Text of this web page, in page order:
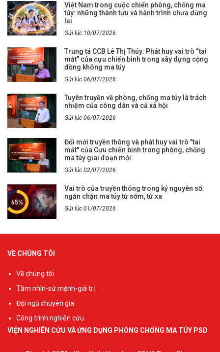
Việt Nam trong cuộc chiến phòng, chống ma
túy: những thành tựu và hành trình chưa dừng
lại
Gửi lúc 10/07/2026
Trung tá CCB Lê Thị Thúy: Phát huy vai trò “tai
mắt” của cựu chiến binh trong xây dựng cộng
đồng không ma túy
Gửi lúc 06/07/2026
Tuyên truyền về phòng, chống ma túy là trách
nhiệm của công dân và cả xã hội
Gửi lúc 06/07/2026
Đổi mới truyền thông và phát huy vai trò "tai
mắt" của Cựu chiến binh trong phòng, chống
ma túy giai đoạn mới
Gửi lúc 02/07/2026
Vai trò của truyền thông trong kỷ nguyên số:
ngăn chặn ma túy từ sớm, từ xa
Gửi lúc 01/07/2026
VỀ CHÚNG TÔI
Về chúng tôi
Tầm nhìn-sứ mệnh-giá trị
Đội ngũ chuyên gia
Công trình nghiên cứu
VIỆN NGHIÊN CỨU VÀ ỨNG DỤNG PHÒNG CHỐNG MA TÚY PSD